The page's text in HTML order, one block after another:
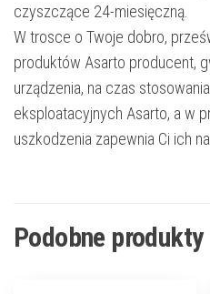
czyszczące 24-miesięczną.
W trosce o Twoje dobro,
produktów Asarto producent,
urządzenia, na czas
eksploatacyjnych Asarto, a w
uszkodzenia zapewnia Ci ich
Podobne produkty